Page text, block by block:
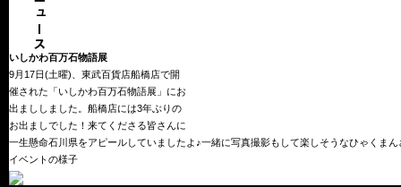
いしかわ百万石物語展
9月17日(土曜)、東武百貨店船橋店で開
催された「いしかわ百万石物語展」にお
出まししました。船橋店には3年ぶりの
お出ましでした！来てくださる皆さんに
一生懸命石川県をアピールしていましたよ♪一緒に写真撮影もして楽しそうなひゃくま
イベントの様子